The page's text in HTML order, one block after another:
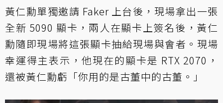
黃仁勳單獨邀請 Faker 上台後，現場拿出一張
全新 5090 顯卡，兩人在顯卡上簽名後，黃仁
勳隨即現場將這張顯卡抽給現場與會者。現場
幸運得主表示，他現在的顯卡是 RTX 2070，
還被黃仁勳虧「你用的是古董中的古董。」